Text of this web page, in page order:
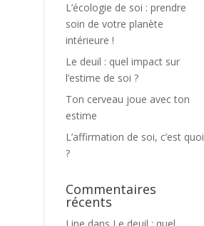
L’écologie de soi : prendre
soin de votre planète
intérieure !
Le deuil : quel impact sur
l’estime de soi ?
Ton cerveau joue avec ton
estime
L’affirmation de soi, c’est quoi
?
Commentaires
récents